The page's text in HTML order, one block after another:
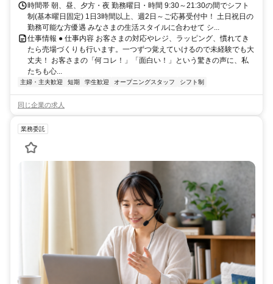
時間帯 朝、昼、夕方・夜 勤務曜日・時間 9:30～21:30の間でシフト
制(基本曜日固定) 1日3時間以上、週2日～ご応募受付中！ 土日祝日の
勤務可能な方優遇 みなさまの生活スタイルに合わせて シ...
仕事情報 ● 仕事内容 お客さまの対応やレジ、ラッピング、慣れてき
たら売場づくりも行います。一つずつ覚えていけるので未経験でも大
丈夫！ お客さまの「何コレ！」「面白い！」という驚きの声に、私
たちも心...
主婦・主夫歓迎 短期 学生歓迎 オープニングスタッフ シフト制
同じ企業の求人
業務委託